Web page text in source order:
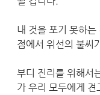
내 것을 포기 못하는
점에서 위선의 불씨
부디 진리를 위해서
가 우리 모두에게